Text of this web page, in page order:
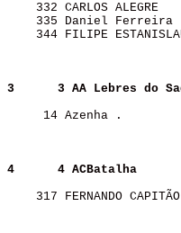
332 CARLOS
335 Daniel
344 FILIPE
3 3 AA
14 Azenha .
4 4
317 FERNANDO